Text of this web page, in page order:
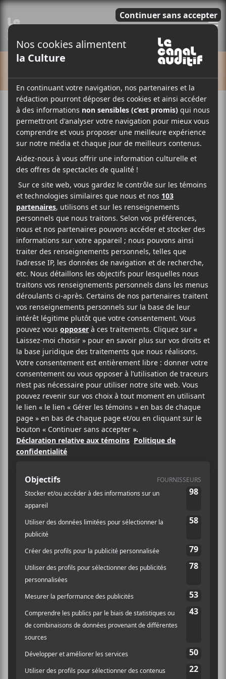
Cet évènement est passé.
Festival de la chanson de
Tadoussac 2026
11 juin@17:00–14 juin@23:00
LeFestival de la chanson de Tadoussacaura lieu
du 11 au 14 juin et met en vedette : Anyma Ora’,
Alphonse Bisaillon, Arielle Soucy, BENEVOLE,
Basia Bulat, Ben Herbert Larue, Bon Débarras,
Brigitte Jardin, Burt Love and the Vibes, Catherine
Leduc, Djely Tapa, Douance, Duo Fortin-Poirier, El
Balcon, Édouard Tremblay-Grenier, Éric Cyr, &
Simon Gaboury, Étienne Coppée, FRIKITON, Gab
Bouchard, Georges Ouel, Julie Doiron, Kat Pereira,
La Dame Ovale, Lemon Bucket Orchestra, Les
Flambettes III, Les Lunatiques, Les New Cackle
Sisters, Les Reynette, Lou-Adriane Cassidy, Louis-
Jean Cormier, Malaka, Maude Audet, Maude
Sonier, Michel Robichaud, Mike Clay, Naïma
Frank, Nüshu, Pierre Lapointe, Sam Mallais,
Sarahmée, Superchérie, Thomas Fersen, To,
Tadoussac
197, rue des Pionniers
Tadoussac, Québec G0T 2A0
+ Google Map
Voir Lieu site web